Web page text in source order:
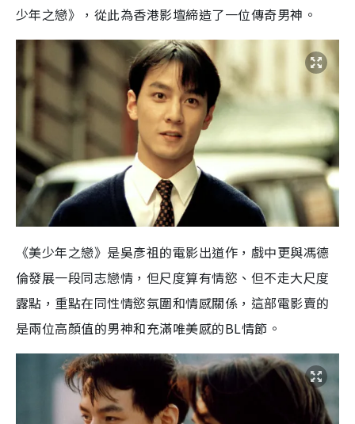
少年之戀》，從此為香港影壇締造了一位傳奇男神。
《美少年之戀》是吳彥祖的電影出道作，戲中更與馮德
倫發展一段同志戀情，但尺度算有情慾、但不走大尺度
露點，重點在同性情慾氛圍和情感關係，這部電影賣的
是兩位高顏值的男神和充滿唯美感的BL情節。